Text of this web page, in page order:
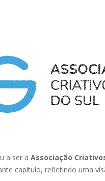
a ser a Associação
capítulo, refletindo uma